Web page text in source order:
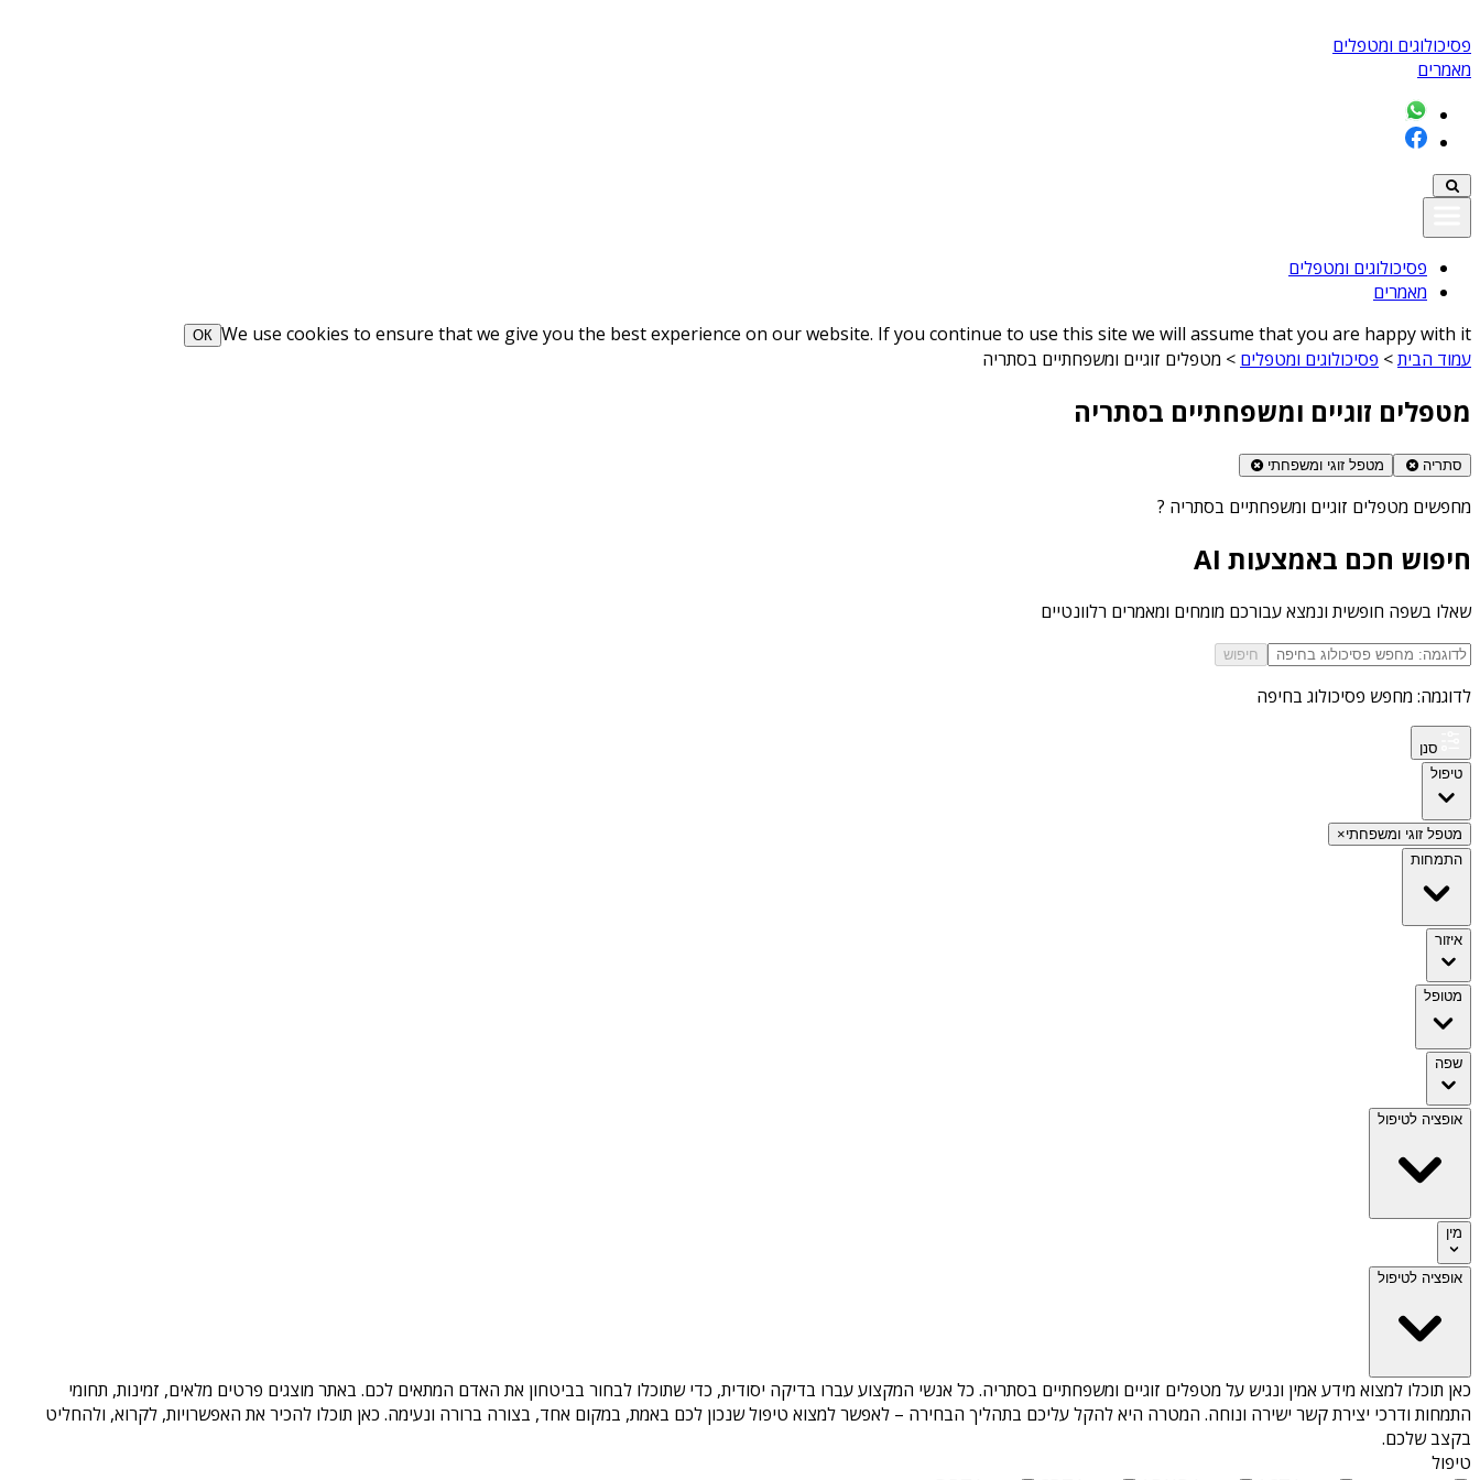
פסיכולוגים ומטפלים
מאמרים
פסיכולוגים ומטפלים
מאמרים
We use cookies to ensure that we give you the best experience on our website. If you continue to use this site we will assume that you are happy with it
ОК
עמוד הבית> פסיכולוגים ומטפלים > מטפלים זוגיים ומשפחתיים בסתריה
מטפלים זוגיים ומשפחתיים בסתריה
סתריה מטפל זוגי ומשפחתי
מחפשים מטפלים זוגיים ומשפחתיים בסתריה ?
חיפוש חכם באמצעות AI
שאלו בשפה חופשית ונמצא עבורכם מומחים ומאמרים רלוונטיים
חיפוש
לדוגמה: מחפש פסיכולוג בחיפה
סנן
טיפול
מטפל זוגי ומשפחתי×
התמחות
איזור
מטופל
שפה
אופציה לטיפול
מין
אופציה לטיפול
כאן תוכלו למצוא מידע אמין ונגיש על מטפלים זוגיים ומשפחתיים בסתריה. כל אנשי המקצוע עברו בדיקה יסודית, כדי שתוכלו לבחור בביטחון את האדם המתאים לכם. באתר מוצגים פרטים מלאים, זמינות, תחומי
התמחות ודרכי יצירת קשר ישירה ונוחה. המטרה היא להקל עליכם בתהליך הבחירה – לאפשר למצוא טיפול שנכון לכם באמת, במקום אחד, בצורה ברורה ונעימה. כאן תוכלו להכיר את האפשרויות, לקרוא, ולהחליט
בקצב שלכם.
טיפול